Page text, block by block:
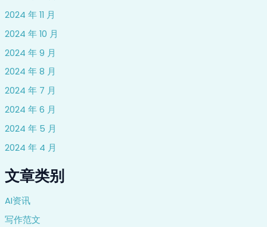
2024 年 11 月
2024 年 10 月
2024 年 9 月
2024 年 8 月
2024 年 7 月
2024 年 6 月
2024 年 5 月
2024 年 4 月
文章类别
AI资讯
写作范文